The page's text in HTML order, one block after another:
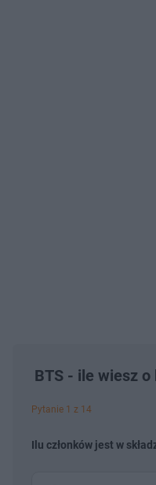
BTS - ile wiesz
Pytanie 1 z 14
Ilu członków jest w